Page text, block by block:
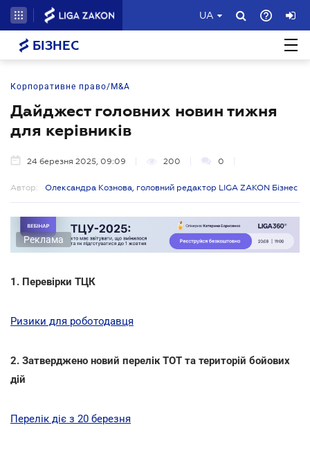
UA
БІЗНЕС
Корпоративне право/M&A
Дайджест головних новин тижня
для керівників
24 березня 2025, 09:09 200 0
Автор: Олександра Кознова, головний редактор LIGA ZAKON Бізнес
Реклама
1. Перевірки ТЦК
Ризики для роботодавця
2. Затверджено новий перелік ТОТ та територій бойових
дій
Перелік діє з 20 березня